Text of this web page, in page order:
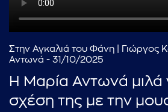
Στην Αγκαλιά του Φάνη | Γιώργος
Αντωνά - 31/10/2025
Η Μαρία Αντωνά μιλά
σχέση της με την